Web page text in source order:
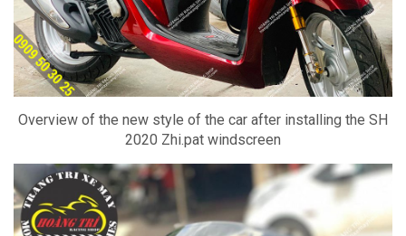
Overview of the new style of the car after installing the SH
2020 Zhi.pat windscreen